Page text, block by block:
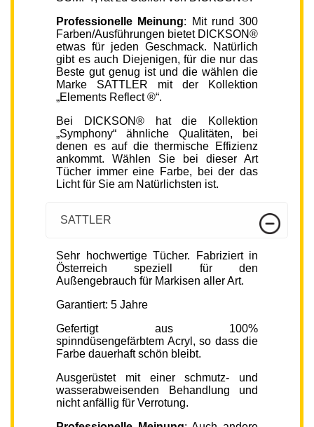
Professionelle Meinung: Mit rund 300
Farben/Ausführungen bietet DICKSON®
etwas für jeden Geschmack. Natürlich
gibt es auch Diejenigen, für die nur das
Beste gut genug ist und die wählen die
Marke SATTLER mit der Kollektion
„Elements Reflect ®“.
Bei DICKSON® hat die Kollektion
„Symphony“ ähnliche Qualitäten, bei
denen es auf die thermische Effizienz
ankommt. Wählen Sie bei dieser Art
Tücher immer eine Farbe, bei der das
Licht für Sie am Natürlichsten ist.
SATTLER
Sehr hochwertige Tücher. Fabriziert in
Österreich speziell für den
Außengebrauch für Markisen aller Art.
Garantiert: 5 Jahre
Gefertigt aus 100%
spinndüsengefärbtem Acryl, so dass die
Farbe dauerhaft schön bleibt.
Ausgerüstet mit einer schmutz- und
wasserabweisenden Behandlung und
nicht anfällig für Verrotung.